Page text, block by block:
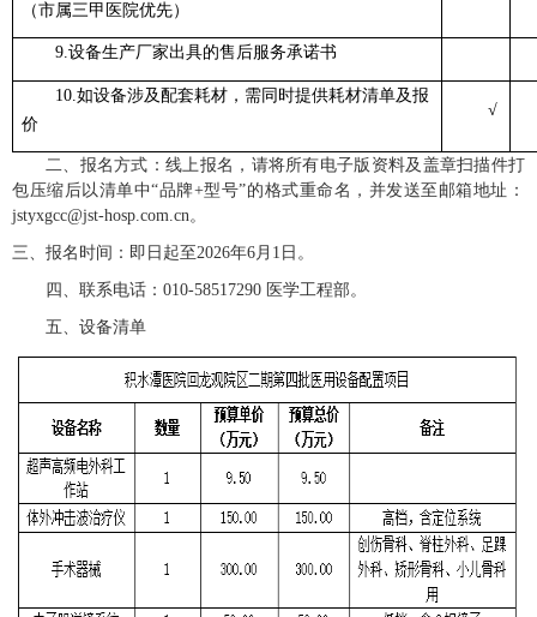
（市属三甲医院优先）
9.设备生产厂家出具的售后服务承诺书
10.如设备涉及配套耗材，需同时提供耗材清单及报
价
√
二、报名方式：线上报名，请将所有电子版资料及盖章扫描件打
包压缩后以清单中“品牌+型号”的格式重命名，并发送至邮箱地址：
jstyxgcc@jst-hosp.com.cn。
三、报名时间：即日起至2026年6月1日。
四、联系电话：010-58517290 医学工程部。
五、设备清单